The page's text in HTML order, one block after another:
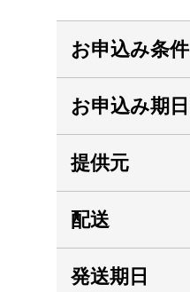
お申込み条件
お申込み期日
提供元
配送
発送期日